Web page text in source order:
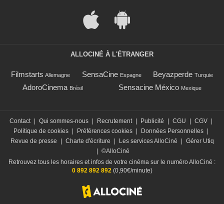
ALLOCINÉ À L'ÉTRANGER
Filmstarts Allemagne SensaCine Espagne Beyazperde Turquie
AdoroCinema Brésil Sensacine México Mexique
Contact Qui sommes-nous Recrutement Publicité CGU CGV
Politique de cookies
Préférences cookies Données Personnelles
Revue de presse
Charte d'écriture Les services AlloCiné
Gérer Utiq
©AlloCiné
Retrouvez tous les horaires et infos de votre cinéma sur le numéro AlloCiné :
0 892 892 892(0,90€/minute)